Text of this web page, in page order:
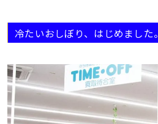
冷たいおしぼり、はじめました。